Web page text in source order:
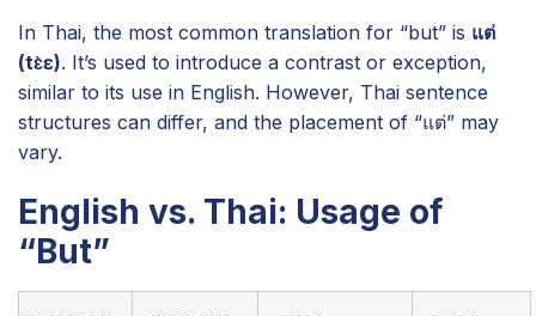
In Thai, the most common translation for “but” is แต่
(tɛ̀ɛ). It’s used to introduce a contrast or exception,
similar to its use in English. However, Thai sentence
structures can differ, and the placement of “แต่” may
vary.
English vs. Thai: Usage of
“But”